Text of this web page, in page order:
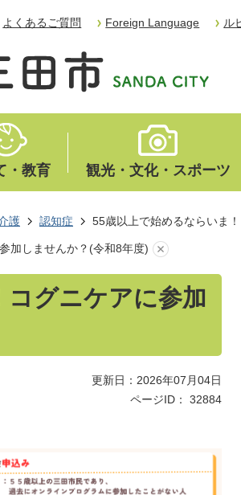
よくあるご質問 Foreign Language ル
・教育 観光・文化・スポーツ
護 認知症 55歳以上で始めるならいま
加しませんか？(令和8年度)
グニケアに参加
更新日：2026年07月04日
ページID：
32884